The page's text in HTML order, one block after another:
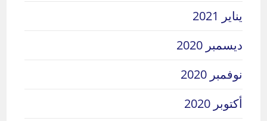
يناير 2021
ديسمبر 2020
نوفمبر 2020
أكتوبر 2020